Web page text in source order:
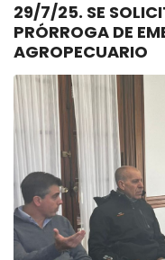
29/7/25. SE SOLICITARÁ A LA PROVINCIA LA
PRÓRROGA DE
AGROPECUARIO